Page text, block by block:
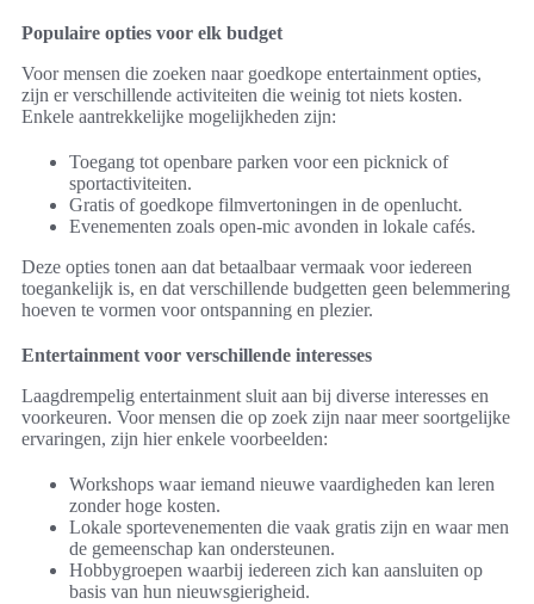
Populaire opties voor elk budget
Voor mensen die zoeken naar goedkope entertainment opties,
zijn er verschillende activiteiten die weinig tot niets kosten.
Enkele aantrekkelijke mogelijkheden zijn:
Toegang tot openbare parken voor een picknick of
sportactiviteiten.
Gratis of goedkope filmvertoningen in de openlucht.
Evenementen zoals open-mic avonden in lokale cafés.
Deze opties tonen aan dat betaalbaar vermaak voor iedereen
toegankelijk is, en dat verschillende budgetten geen belemmering
hoeven te vormen voor ontspanning en plezier.
Entertainment voor verschillende interesses
Laagdrempelig entertainment sluit aan bij diverse interesses en
voorkeuren. Voor mensen die op zoek zijn naar meer soortgelijke
ervaringen, zijn hier enkele voorbeelden:
Workshops waar iemand nieuwe vaardigheden kan leren
zonder hoge kosten.
Lokale sportevenementen die vaak gratis zijn en waar men
de gemeenschap kan ondersteunen.
Hobbygroepen waarbij iedereen zich kan aansluiten op
basis van hun nieuwsgierigheid.